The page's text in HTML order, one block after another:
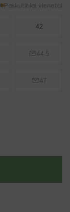
Paskutiniai vienetai
42
44.5
47